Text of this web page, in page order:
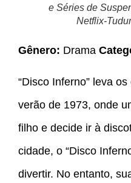
e Séries de
Netflix-
Gênero: Drama
“Disco Inferno” leva
verão de 1973, onde
filho e decide ir à
cidade, o “Disco
divertir. No entanto,